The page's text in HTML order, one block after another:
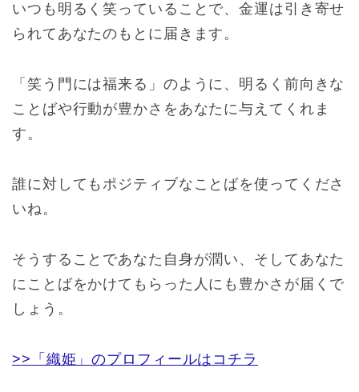
いつも明るく笑っていることで、金運は引き寄せ
られてあなたのもとに届きます。
「笑う門には福来る」のように、明るく前向きな
ことばや行動が豊かさをあなたに与えてくれま
す。
誰に対してもポジティブなことばを使ってくださ
いね。
そうすることであなた自身が潤い、そしてあなた
にことばをかけてもらった人にも豊かさが届くで
しょう。
>>「織姫」のプロフィールはコチラ